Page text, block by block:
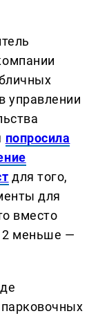
управлении
попросила
для того,
для
вместо
меньше —